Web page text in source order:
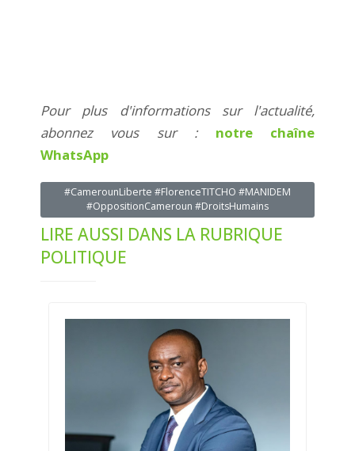
Pour plus d'informations sur l'actualité,
abonnez vous sur : notre chaîne
WhatsApp
#CamerounLiberte #FlorenceTITCHO #MANIDEM
#OppositionCameroun #DroitsHumains
LIRE AUSSI DANS LA RUBRIQUE
POLITIQUE